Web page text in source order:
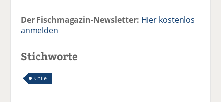
Der Fischmagazin-Newsletter: Hier kostenlos
anmelden
Stichworte
Chile